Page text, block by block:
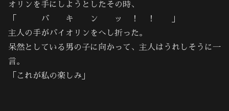
オリンを手にしようとしたその時、
「 バ キ ン ッ ！ ！ 」
主人の手がバイオリンをへし折った。
呆然としている男の子に向かって、主人はうれしそうに一
言。
「これが私の楽しみ」